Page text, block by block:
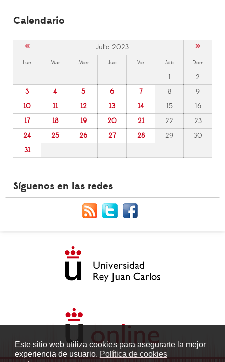
Este sitio web utiliza cookies para asegurarte la mejor
experiencia de usuario. Política de cookies
Calendario
« Julio 2023 »
Lun Mar Mier Jue Vie Sáb Dom
1
2
3
4 5 6 7 8
9
10
11 12 13 14 15
16
17
18 19 20 21 22
23
24
25 26 27 28 29
30
31
Síguenos en las redes